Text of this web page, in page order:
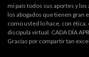
mi país todos sus aportes y
los abogados que tienen
como usted lo hace, con ética,
discípula virtual. CADA DÍA
Gracias por compartir tan